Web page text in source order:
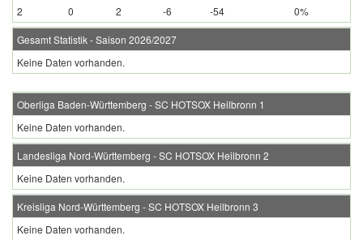
2 0 2 -6 -54 0%
Gesamt Statistik - Saison 2026/2027
Keine Daten vorhanden.
Oberliga Baden-Württemberg - SC HOTSOX Heilbronn 1
Keine Daten vorhanden.
Landesliga Nord-Württemberg - SC HOTSOX Heilbronn 2
Keine Daten vorhanden.
Kreisliga Nord-Württemberg - SC HOTSOX Heilbronn 3
Keine Daten vorhanden.